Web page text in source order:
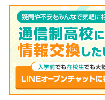
はないでしょうか。 結論
ったからといって「人生
ん。通信制高校では自分
コースで好きなことを学
トがあります。 この記事
が人生終わりではない理
ット、目標に合わせた高